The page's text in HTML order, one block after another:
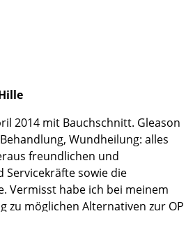
und Gethmann stellvertretend
herzlichen Dank dafür.
Klinik allen, die sich einem
müssen.
2014 mit Bauchschnitt. Gleason
Wundheilung: alles
freundlichen und
Servicekräfte sowie die
Vermisst habe ich bei meinem
zu möglichen Alternativen zur OP
die eh der OP folgen